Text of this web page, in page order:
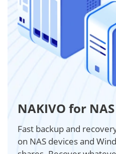
NAKIVO for
Fast backup and
on NAS devices and